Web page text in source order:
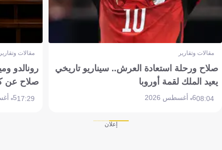
مقالات وتقارير
صلاح ورحلة استعادة العرش.. سيناريو تاريخي
يعيد الملك لقمة أوروبا
08:046 أغسطس 2026
مقالات
رونالدو
صلاح عن
17:295 أغسطس 2026
إعلان